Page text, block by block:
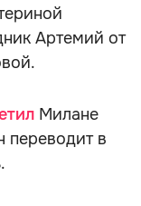
Артемий от
Милане
переводит в